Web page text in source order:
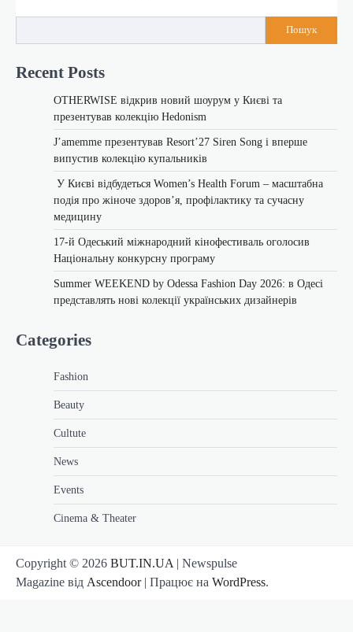
Пошук
Recent Posts
OTHERWISE відкрив новий шоурум у Києві та
презентував колекцію Hedonism
J’amemme презентував Resort’27 Siren Song і вперше
випустив колекцію купальників
У Києві відбудеться Women’s Health Forum – масштабна
подія про жіноче здоров’я, профілактику та сучасну
медицину
17-й Одеський міжнародний кінофестиваль оголосив
Національну конкурсну програму
Summer WEEKEND by Odessa Fashion Day 2026: в Одесі
представлять нові колекції українських дизайнерів
Categories
Fashion
Beauty
Cultute
News
Events
Cinema & Theater
Copyright © 2026 BUT.IN.UA | Newspulse
Magazine від Ascendoor| Працює на WordPress.